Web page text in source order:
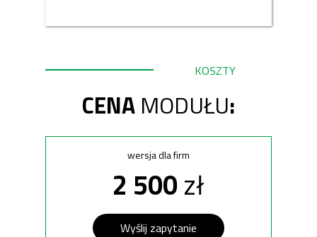
Wyślij zapytanie
2 500zł
CENA MODUŁU:
KOSZTY
wersja dla firm